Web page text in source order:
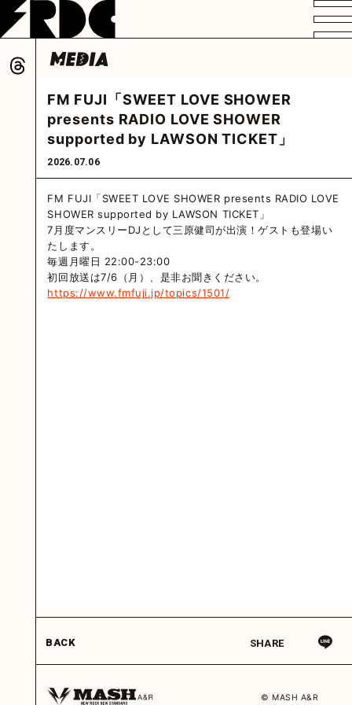
VIDEO
DISCOGRAPHY
GOODS FAN CLUB
HOME
FM FUJI「SWEET LOVE SHOWER
presents RADIO LOVE SHOWER
supported by LAWSON TICKET」
2026.07.06
FM FUJI「SWEET LOVE SHOWER presents RADIO LOVE
SHOWER supported by LAWSON TICKET」
7月度マンスリーDJとして三原健司が出演！ゲストも登場い
たします。
毎週月曜日 22:00-23:00
初回放送は7/6（月）、是非お聞きください。
https://www.fmfuji.jp/topics/1501/
BACK SHARE
© MASH A&R